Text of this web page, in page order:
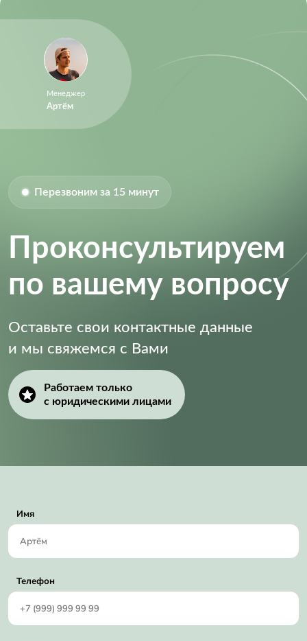
Менеджер
Артём
Перезвоним за 15 минут
Проконсультируем
по вашему вопросу
Оставьте свои контактные данные
и мы свяжемся с Вами
Работаем только
с юридическими лицами
Имя
Телефон